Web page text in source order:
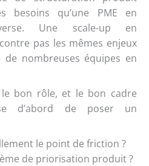
besoins qu’une PME en
Une scale-up en
pas les mêmes enjeux
de nombreuses équipes en
le bon rôle, et le bon cadre
d’abord de poser un
le point de friction ?
de priorisation produit ?